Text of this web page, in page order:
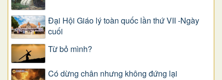
Đại Hội Giáo lý toàn quốc lần thứ VII -Ngày
cuối
Từ bỏ mình?
Có dừng chân nhưng không đứng lại